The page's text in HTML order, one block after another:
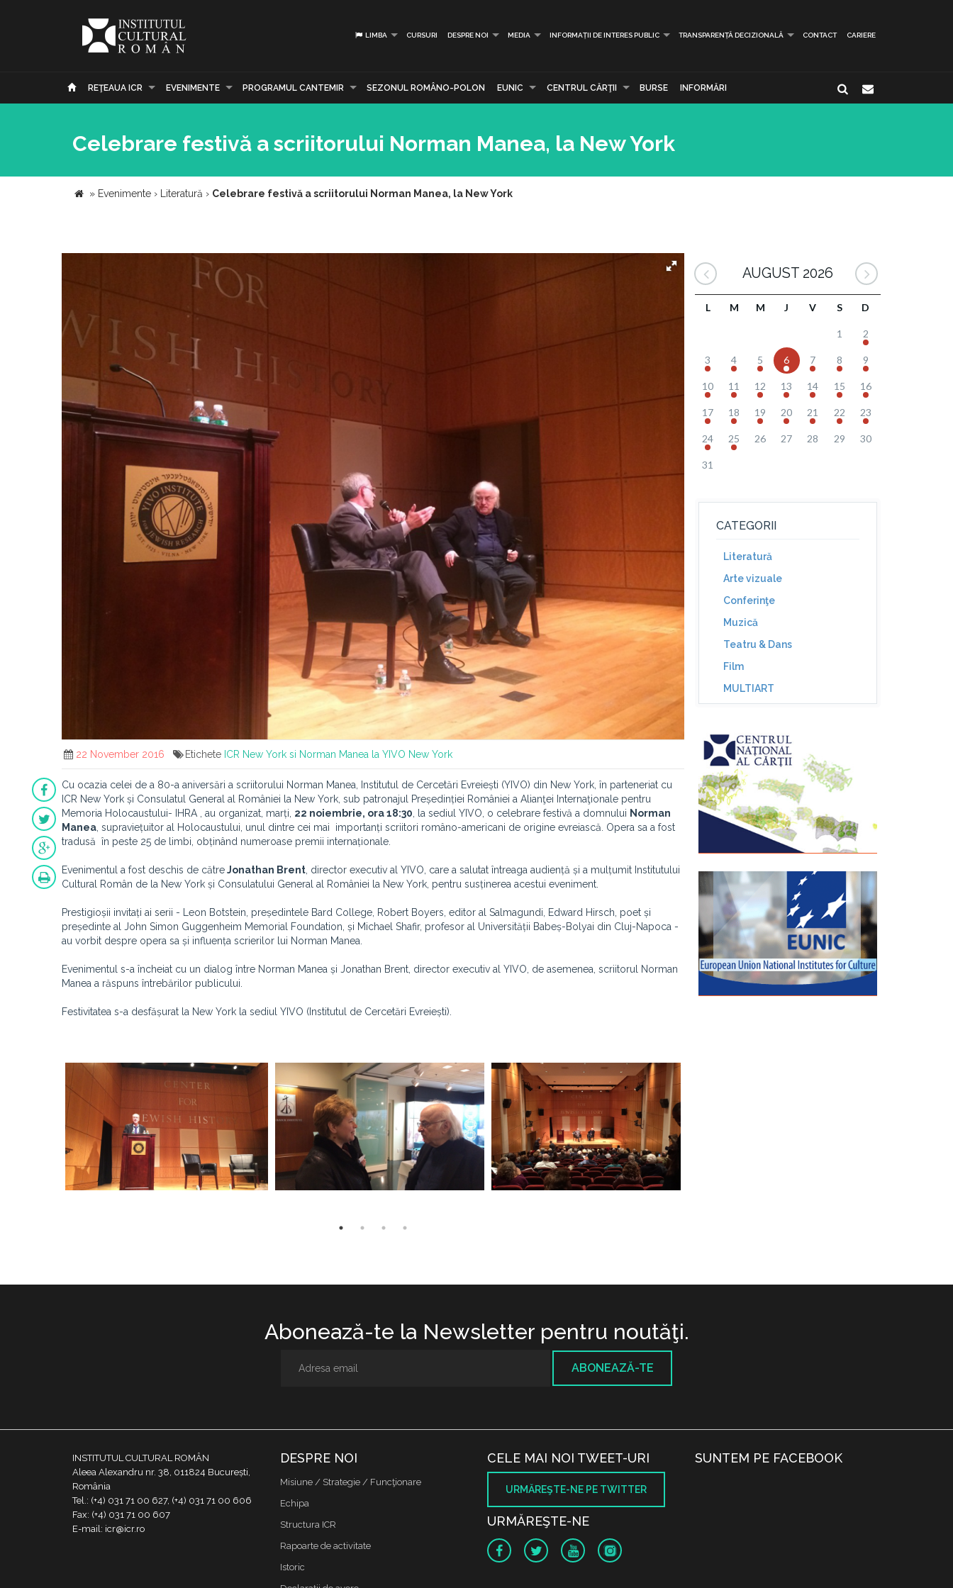
LIMBA CURSURI DESPRE NOI MEDIA INFORMAȚII DE INTERES PUBLIC TRANSPARENȚĂ DECIZIONALĂ CONTACT CARIERE
REŢEAUA ICR EVENIMENTE PROGRAMUL CANTEMIR SEZONUL ROMÂNO-POLON EUNIC CENTRUL CĂRŢII BURSE INFORMĂRI
Celebrare festivă a scriitorului Norman Manea, la New York
» Evenimente › Literatură › Celebrare festivă a scriitorului Norman Manea, la New York
22 November 2016 Etichete ICR New York si Norman Manea la YIVO New York
Cu ocazia celei de a 80-a aniversări a scriitorului Norman Manea, Institutul de Cercetări Evreiești (YIVO) din New York, în parteneriat cu
ICR New York și Consulatul General al României la New York, sub patronajul Președinției României a Alianţei Internaţionale pentru
Memoria Holocaustului- IHRA
, au organizat, marți, 22 noiembrie, ora 18:30 , la sediul YIVO o celebrare festivă a domnului Norman
Manea , supraviețuitor al Holocaustului, unul dintre cei mai importanți scriitori româno-americani de origine evreiască. Opera sa a fost
tradusă în peste 25 de limbi, obținând numeroase premii internaționale.
Evenimentul a fost deschis de cătreJonathan Brent , director executiv al YIVO, care a salutat întreaga audiență și a mulțumit Institutului
Cultural Român de la New York și Consulatului General al României la New York, pentru susținerea acestui eveniment.
Prestigioșii invitați ai serii - Leon Botstein, președintele Bard College, Robert Boyers, editor al Salmagundi, Edward Hirsch, poet și
președinte al John Simon Guggenheim Memorial Foundation, și Michael Shafir, profesor al Universității Babeș-Bolyai din Cluj-Napoca -
au vorbit despre opera sa și influența scrierilor lui Norman Manea.
Evenimentul s-a încheiat cu un dialog între Norman Manea și Jonathan Brent, director executiv al YIVO, de asemenea, scriitorul Norman
Manea a răspuns întrebărilor publicului.
Festivitatea s-a desfășurat la New York la sediul YIVO (Institutul de Cercetări Evreiești).
AUGUST 2026
L M M J V S D
1 2
3 4 5 6 7 8 9
10 11 12 13 14 15 16
17 18 19 20 21 22 23
24 25 26 27 28 29 30
31
CATEGORII
Literatură
Arte vizuale
Conferinţe
Muzică
Teatru & Dans
Film
MULTIART
Abonează-te la Newsletter pentru noutăţi.
ABONEAZĂ-TE
INSTITUTUL CULTURAL ROMÂN
Aleea Alexandru nr. 38, 011824 București,
România
Tel.: (+4) 031 71 00 627, (+4) 031 71 00 606
Fax: (+4) 031 71 00 607
E-mail: icr@icr.ro
DESPRE NOI
Misiune / Strategie / Funcţionare
Echipa
Structura ICR
Rapoarte de activitate
Istoric
CELE MAI NOI TWEET-URI
URMĂREŞTE-NE PE TWITTER
URMĂREŞTE-NE
SUNTEM PE FACEBOOK